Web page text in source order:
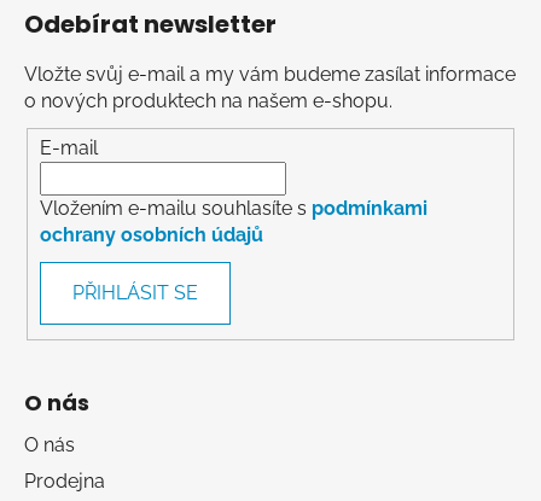
Odebírat newsletter
Vložte svůj e-mail a my vám budeme zasílat informace
o nových produktech na našem e-shopu.
E-mail
Vložením e-mailu souhlasíte s podmínkami
ochrany osobních údajů
PŘIHLÁSIT SE
O nás
O nás
Prodejna